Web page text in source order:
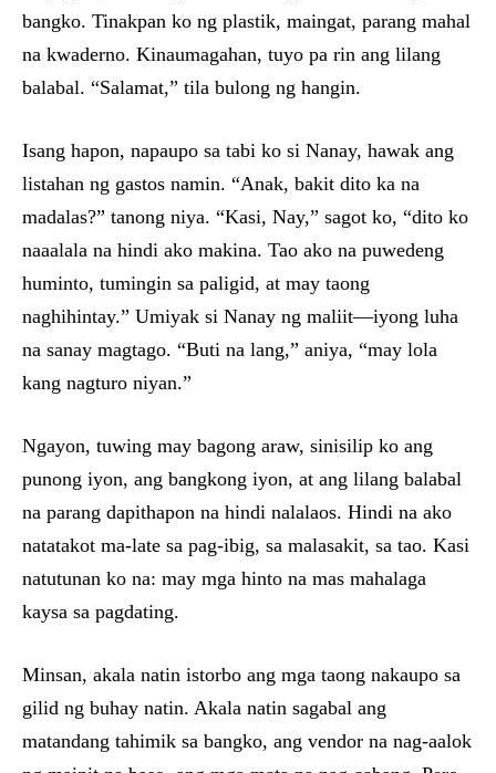
bangko. Tinakpan ko ng plastik, maingat, parang mahal
na kwaderno. Kinaumagahan, tuyo pa rin ang lilang
balabal. “Salamat,” tila bulong ng hangin.
Isang hapon, napaupo sa tabi ko si Nanay, hawak ang
listahan ng gastos namin. “Anak, bakit dito ka na
madalas?” tanong niya. “Kasi, Nay,” sagot ko, “dito ko
naaalala na hindi ako makina. Tao ako na puwedeng
huminto, tumingin sa paligid, at may taong
naghihintay.” Umiyak si Nanay ng maliit—iyong luha
na sanay magtago. “Buti na lang,” aniya, “may lola
kang nagturo niyan.”
Ngayon, tuwing may bagong araw, sinisilip ko ang
punong iyon, ang bangkong iyon, at ang lilang balabal
na parang dapithapon na hindi nalalaos. Hindi na ako
natatakot ma-late sa pag-ibig, sa malasakit, sa tao. Kasi
natutunan ko na: may mga hinto na mas mahalaga
kaysa sa pagdating.
Minsan, akala natin istorbo ang mga taong nakaupo sa
gilid ng buhay natin. Akala natin sagabal ang
matandang tahimik sa bangko, ang vendor na nag-aalok